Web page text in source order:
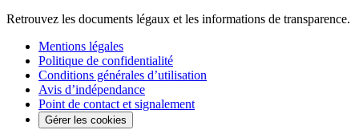
Retrouvez les documents légaux et les informations de transparence.
Mentions légales
Politique de confidentialité
Conditions générales d’utilisation
Avis d’indépendance
Point de contact et signalement
Gérer les cookies